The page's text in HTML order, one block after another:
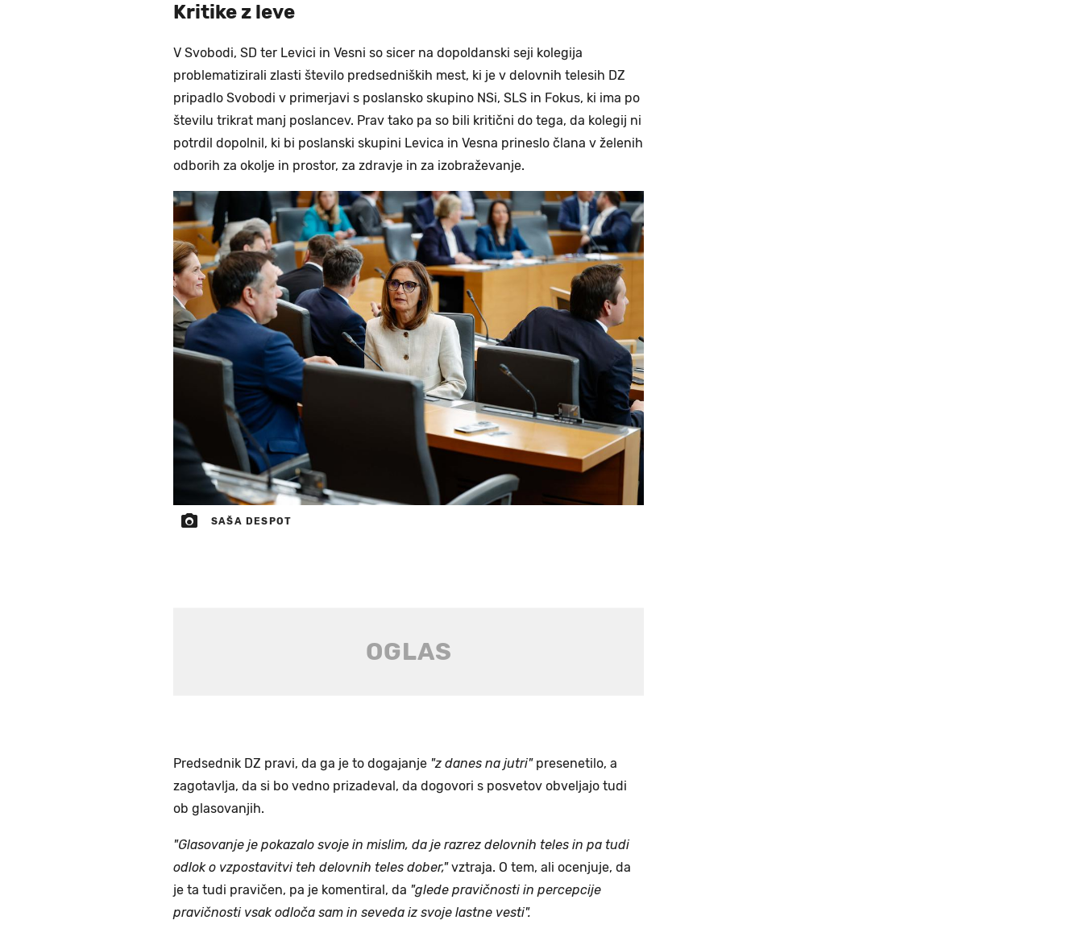
Kritike z leve
V Svobodi, SD ter Levici in Vesni so sicer na dopoldanski seji kolegija
problematizirali zlasti število predsedniških mest, ki je v delovnih telesih DZ
pripadlo Svobodi v primerjavi s poslansko skupino NSi, SLS in Fokus, ki ima po
številu trikrat manj poslancev. Prav tako pa so bili kritični do tega, da kolegij ni
potrdil dopolnil, ki bi poslanski skupini Levica in Vesna prineslo člana v želenih
odborih za okolje in prostor, za zdravje in za izobraževanje.
SAŠA DESPOT
Predsednik DZ pravi, da ga je to dogajanje "z danes na jutri"presenetilo, a
zagotavlja, da si bo vedno prizadeval, da dogovori s posvetov obveljajo tudi
ob glasovanjih.
"Glasovanje je pokazalo svoje in mislim, da je razrez delovnih teles in pa tudi
odlok o vzpostavitvi teh delovnih teles dober,"vztraja. O tem, ali ocenjuje, da
je ta tudi pravičen, pa je komentiral, da "glede pravičnosti in percepcije
pravičnosti vsak odloča sam in seveda iz svoje lastne vesti".